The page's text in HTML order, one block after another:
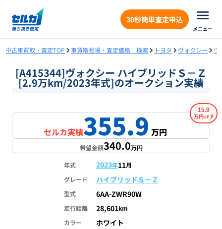
30秒簡単査定申込
メニュー
中古車買取・査定TOP 車買取相場・査定価格 検索 トヨタ ヴォクシー ヴ
[A415344]ヴォクシー ハイブリッドＳ－Ｚ
[2.9万km/2023年式]のオークション実績
セルカ実績355.9万円
15.9
万円
希望金額340.0万円
年式 2023年11月
グレード
ハイブリッドＳ－Ｚ
型式 6AA-ZWR90W
走行距離 28,601km
カラー
ホワイト